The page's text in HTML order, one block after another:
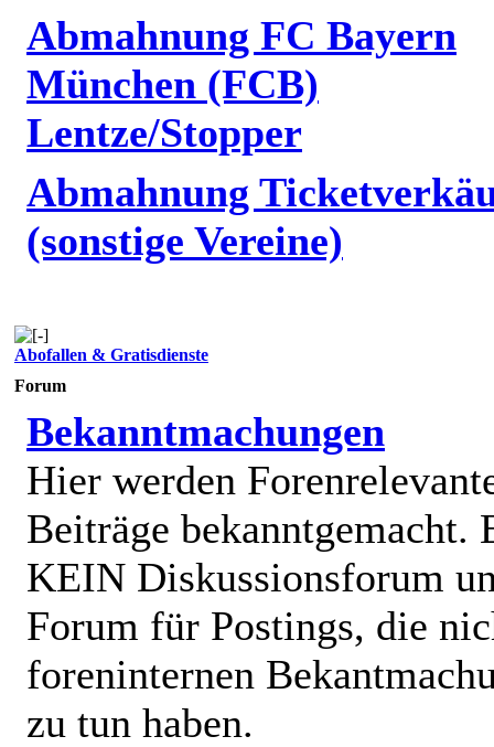
Abmahnung FC Bayern
München (FCB)
Lentze/Stopper
Abmahnung
(sonstige Vereine)
Abofallen & Gratisdienste
Forum
Bekanntmachungen
Hier werden
Beiträge bekanntgemacht.
KEIN Diskussionsforum
Forum für Postings, die
foreninternen
zu tun haben.